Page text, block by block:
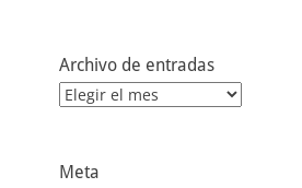
Archivo de entradas
Archivo
Meta